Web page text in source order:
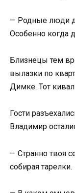
— Родные люди
Особенно когда
Близнецы тем
вылазки по
Димке. Тот
Гости
Владимир
— Странно твоя
собирая тарелки.